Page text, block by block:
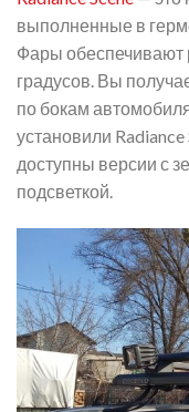
выполненные в
Фары обеспечивают
градусов. Вы
по бокам
установили
доступны версии с
подсветкой.